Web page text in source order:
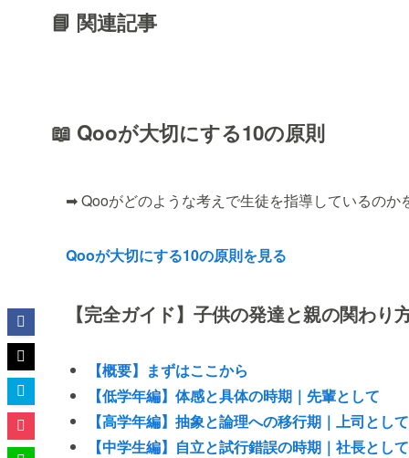
📘 関連記事
📖 Qooが大切にする10の原則
➡ Qooがどのような考えで生徒を指導しているのか
Qooが大切にする10の原則を見る
【完全ガイド】子供の発達と親の関わり
【概要】まずはここから
【低学年編】体感と具体の時期｜先輩として
【高学年編】抽象と論理への移行期｜上司として
【中学生編】自立と試行錯誤の時期｜社長として